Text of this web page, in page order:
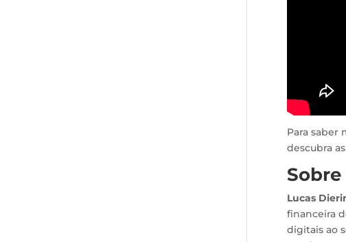
Para saber
descubra
Lucas
financeira
digitais ao